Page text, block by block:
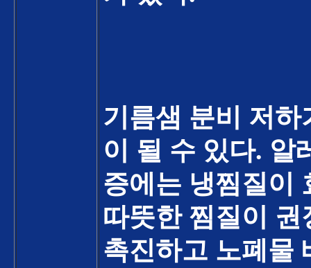
기름샘 분비 저
이 될 수 있다. 알
증에는 냉찜질이
따뜻한 찜질이 권
촉진하고 노폐물